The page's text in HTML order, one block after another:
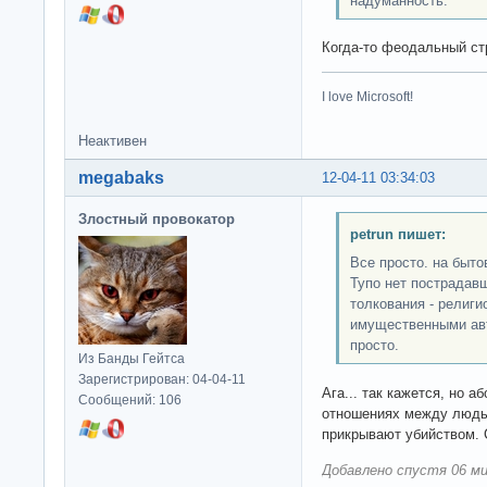
Когда-то феодальный
I love Microsoft!
Неактивен
12-04-11 03:34:03
megabaks
Злостный провокатор
Из Банды Гейтса
Зарегистрирован: 04-04-11
Сообщений: 106
petrun пишет:
Все просто. на
Тупо нет
толкования -
имущественными
просто.
Ага... так кажется, но
отношениях между
прикрывают
Добавлено спустя 06